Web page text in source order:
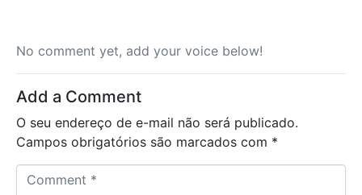
No comment yet, add your voice below!
Add a Comment
O seu endereço de e-mail não será publicado.
Campos obrigatórios são marcados com *